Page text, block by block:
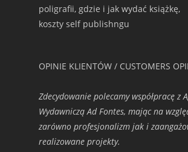
poligrafii, gdzie i jak wydać książkę,
koszty self publishngu
OPINIE KLIENTÓW / CUSTOMERS
Zdecydowanie polecamy współpracę z
Wydawniczą Ad Fontes, mając na
zarówno profesjonalizm jak i
realizowane projekty.